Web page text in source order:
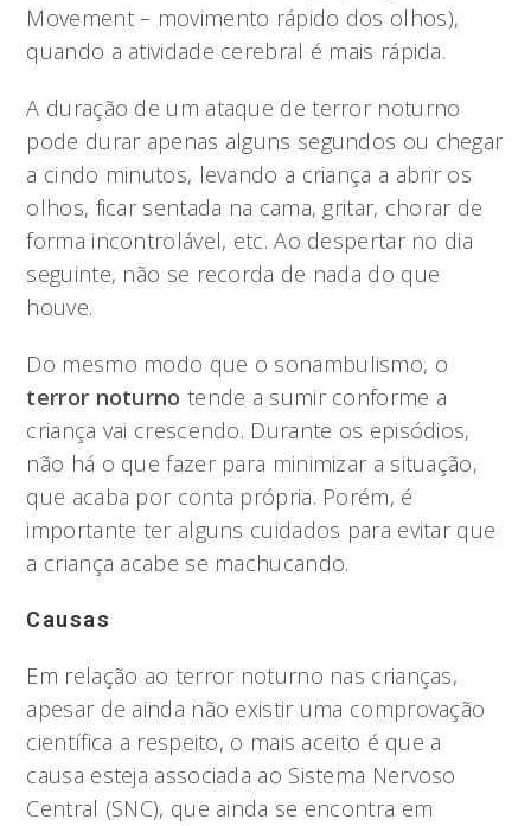
Movement – movimento rápido dos olhos),
quando a atividade cerebral é mais rápida.
A duração de um ataque de terror noturno
pode durar apenas alguns segundos ou chegar
a cindo minutos, levando a criança a abrir os
olhos, ficar sentada na cama, gritar, chorar de
forma incontrolável, etc. Ao despertar no dia
seguinte, não se recorda de nada do que
houve.
Do mesmo modo que o sonambulismo, o
terror noturno tende a sumir conforme a
criança vai crescendo. Durante os episódios,
não há o que fazer para minimizar a situação,
que acaba por conta própria. Porém, é
importante ter alguns cuidados para evitar que
a criança acabe se machucando.
Causas
Em relação ao terror noturno nas crianças,
apesar de ainda não existir uma comprovação
científica a respeito, o mais aceito é que a
causa esteja associada ao Sistema Nervoso
Central (SNC), que ainda se encontra em